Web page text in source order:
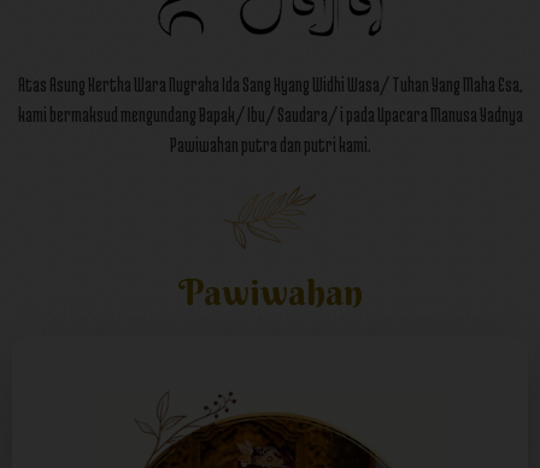
Atas Asung Kertha Wara Nugraha Ida Sang Hyang Widhi Wasa/ Tuhan Yang Maha Esa,
kami bermaksud mengundang Bapak/ Ibu/ Saudara/ i pada Upacara Manusa Yadnya
Pawiwahan putra dan putri kami.
Pawiwahan